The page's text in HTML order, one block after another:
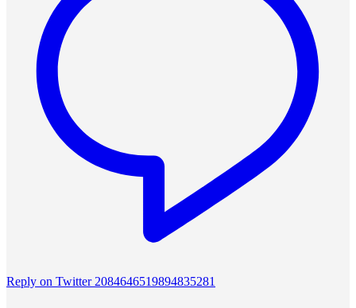
Reply on Twitter 2084646519894835281